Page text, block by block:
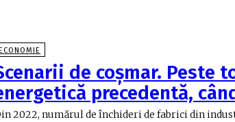
de coşmar. Peste
precedentă,
2022, numărul de închideri de fabrici din